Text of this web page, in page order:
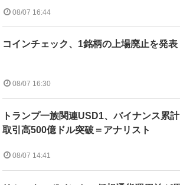
08/07 16:44
コインチェック、1銘柄の上場廃止を発表
08/07 16:30
トランプ一族関連USD1、バイナンス累計
取引高500億ドル突破＝アナリスト
08/07 14:41